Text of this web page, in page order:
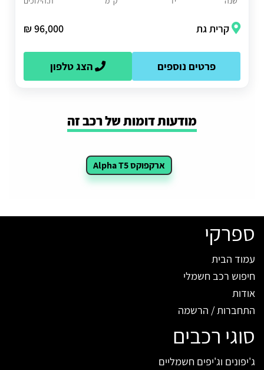
קרית גת 96,000 ₪
פרטים נוספים הצג טלפון
מודעות דומות של רכב זה
ארקפוקס Alpha T5
ספרקי
עמוד הבית
חיפוש רכב חשמלי
אודות
התחברות / הרשמה
סוגי רכבים
ג'יפונים וג'יפים חשמליים